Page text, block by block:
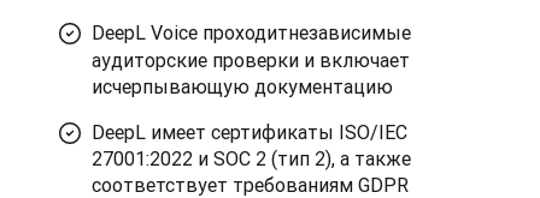
DeepL Voice проходитнезависимые
аудиторские проверки и включает
исчерпывающую документацию
DeepL имеет сертификаты ISO/IEC
27001:2022 и SOC 2 (тип 2), а также
соответствует требованиям GDPR